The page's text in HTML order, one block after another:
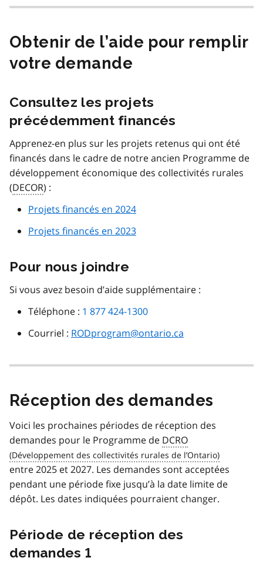
Obtenir de l’aide pour remplir
votre demande
Consultez les projets
précédemment financés
Apprenez-en plus sur les projets retenus qui ont été
financés dans le cadre de notre ancien Programme de
développement économique des collectivités rurales
(DECOR) :
Projets financés en 2024
Projets financés en 2023
Pour nous joindre
Si vous avez besoin d’aide supplémentaire :
Téléphone : 1 877 424-1300
Courriel : RODprogram@ontario.ca
Réception des demandes
Voici les prochaines périodes de réception des
demandes pour le Programme de DCRO
entre 2025 et 2027. Les demandes sont acceptées
pendant une période fixe jusqu’à la date limite de
dépôt. Les dates indiquées pourraient changer.
Période de réception des
demandes 1